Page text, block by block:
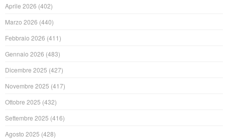
Aprile 2026 (402)
Marzo 2026 (440)
Febbraio 2026 (411)
Gennaio 2026 (483)
Dicembre 2025 (427)
Novembre 2025 (417)
Ottobre 2025 (432)
Settembre 2025 (416)
Agosto 2025 (428)